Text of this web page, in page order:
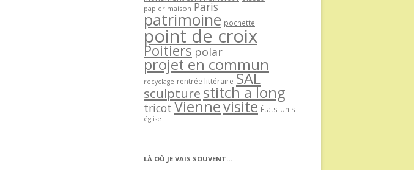
papier maison Paris
patrimoine pochette
point de croix
Poitiers polar
projet en commun
recyclage rentrée littéraire SAL
sculpture stitch a long
tricot Viennevisite États-Unis
église
LÀ OÙ JE VAIS SOUVENT…